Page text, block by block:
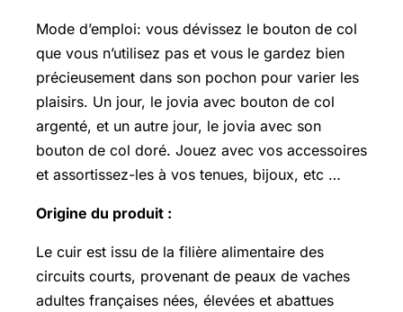
Mode d’emploi: vous dévissez le bouton de col
que vous n’utilisez pas et vous le gardez bien
précieusement dans son pochon pour varier les
plaisirs. Un jour, le jovia avec bouton de col
argenté, et un autre jour, le jovia avec son
bouton de col doré. Jouez avec vos accessoires
et assortissez-les à vos tenues, bijoux, etc …
Origine du produit :
Le cuir est issu de la filière alimentaire des
circuits courts, provenant de peaux de vaches
adultes françaises nées, élevées et abattues